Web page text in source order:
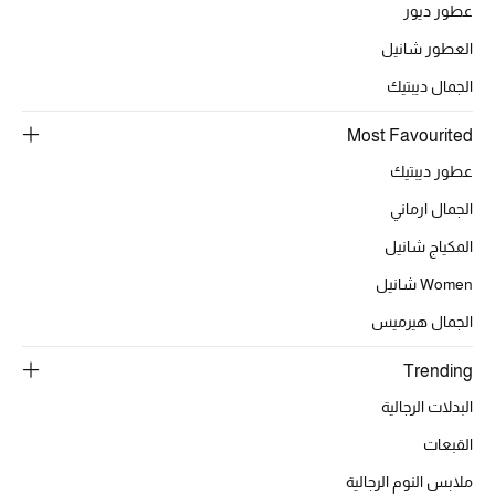
أبرز المصممين
أبرز الحقائب
تشكيلة الأحذية
عطور ديور
العطور شانيل
الجمال ديبتيك
Most Favourited
عطور ديبتيك
الجمال ارماني
المكياج شانيل
Women شانيل
الجمال هيرميس
Trending
البدلات الرجالية
القبعات
ملابس النوم الرجالية